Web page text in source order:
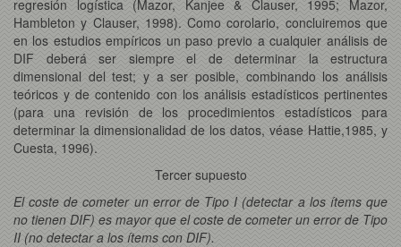
regresión logística (Mazor, Kanjee & Clauser, 1995; Mazor,
Hambleton y Clauser, 1998). Como corolario, concluiremos que
en los estudios empíricos un paso previo a cualquier análisis de
DIF deberá ser siempre el de determinar la estructura
dimensional del test; y a ser posible, combinando los análisis
teóricos y de contenido con los análisis estadísticos pertinentes
(para una revisión de los procedimientos estadísticos para
determinar la dimensionalidad de los datos, véase Hattie,1985, y
Cuesta, 1996).
Tercer supuesto
El coste de cometer un error de Tipo I (detectar a los ítems que
no tienen DIF) es mayor que el coste de cometer un error de Tipo
II (no detectar a los ítems con DIF).